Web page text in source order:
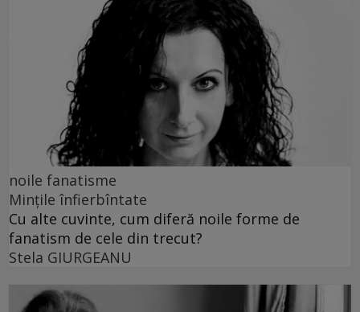
noile fanatisme
Mințile înfierbîntate
Cu alte cuvinte, cum diferă noile forme de
fanatism de cele din trecut?
Stela GIURGEANU